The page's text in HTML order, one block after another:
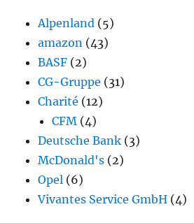
Alpenland (5)
amazon (43)
BASF (2)
CG-Gruppe (31)
Charité (12)
CFM (4)
Deutsche Bank (3)
McDonald's (2)
Opel (6)
Vivantes Service GmbH (4)